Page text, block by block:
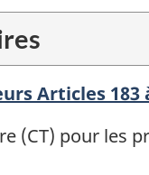
Articles 183
(CT) pour les